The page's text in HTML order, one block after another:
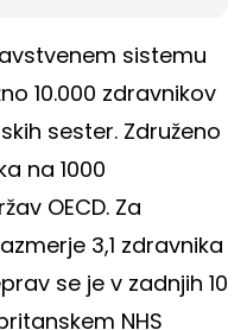
sistemu
10.000 zdravnikov
sester. Združeno
na 1000
OECD. Za
3,1 zdravnika
se je v zadnjih 10
NHS